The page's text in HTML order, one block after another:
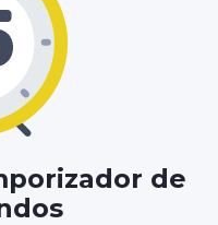
de
SEGUNDOS